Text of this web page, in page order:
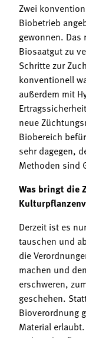
Zwei
Biobetrieb
gewonnen. Das
Biosaatgut zu
Schritte zur
konventionell
außerdem mit
neue
Biobereich
sehr dagegen,
Methoden sind
Was bringt die
Derzeit ist es
tauschen und
die
machen und
erschweren,
geschehen.
Bioverordnung
Material